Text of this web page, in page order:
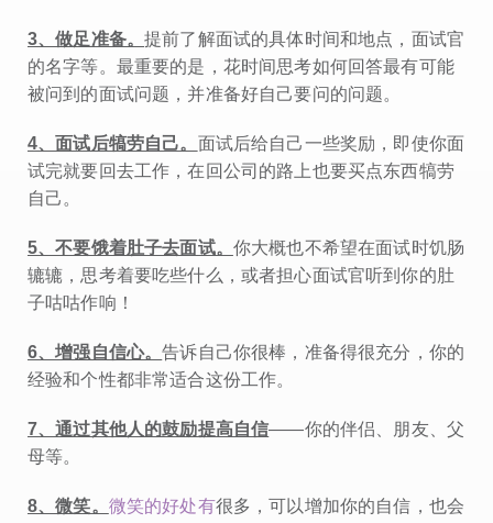
3、做足准备。提前了解面试的具体时间和地点，面试官
的名字等。最重要的是，花时间思考如何回答最有可能
被问到的面试问题，并准备好自己要问的问题。
4、面试后犒劳自己。 面试后给自己一些奖励，即使你面
试完就要回去工作，在回公司的路上也要买点东西犒劳
自己。
5、不要饿着肚子去面试。 你大概也不希望在面试时饥肠
辘辘，思考着要吃些什么，或者担心面试官听到你的肚
子咕咕作响！
6、增强自信心。告诉自己你很棒，准备得很充分，你的
经验和个性都非常适合这份工作。
7、通过其他人的鼓励提高自信——你的伴侣、朋友、父
母等。
8、微笑。 微笑的好处有很多，可以增加你的自信，也会